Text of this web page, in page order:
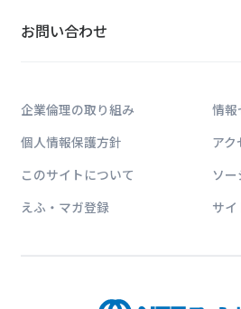
お問い合わせ
企業倫理の取り組み
情報
個人情報保護方針
アク
このサイトについて
ソ
えふ・マガ登録
サ